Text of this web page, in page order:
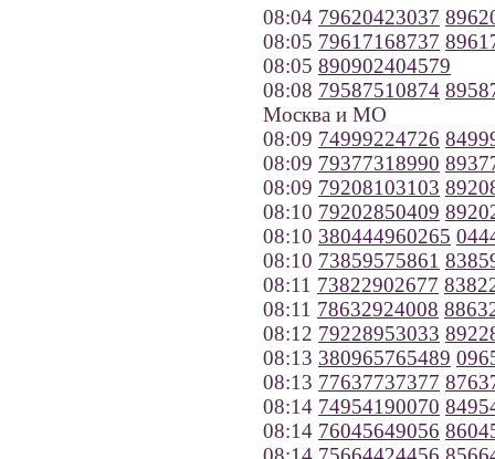
08:04 79620423037
08:05 79617168737
08:05 890902404579
08:08 79587510874
Москва и МО
08:09 74999224726
08:09 79377318990
08:09 79208103103
08:10 79202850409
08:10 380444960265
08:10 73859575861
08:11 73822902677
08:11 78632924008
08:12 79228953033
08:13 380965765489
08:13 77637737377
08:14 74954190070
08:14 76045649056